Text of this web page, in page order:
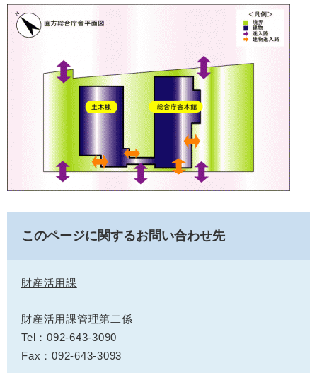
このページに関するお問い合わせ先
財産活用課
財産活用課管理第二係
Tel：092-643-3090
Fax：092-643-3093